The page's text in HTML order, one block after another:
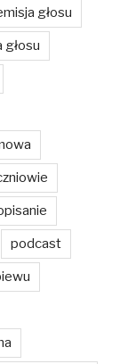
głosu
głosu
podcast